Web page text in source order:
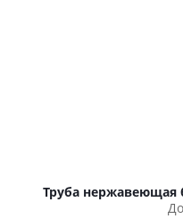
Труба нержавеющая